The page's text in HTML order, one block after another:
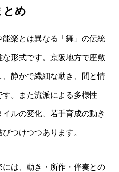
とめ
能楽とは異なる「舞」の伝統
形式です。京阪地方で座敷
静かで繊細な動き、間と情
。また流派による多様性
ルの変化、若手育成の動き
つけつつあります。
は、動き・所作・伴奏との